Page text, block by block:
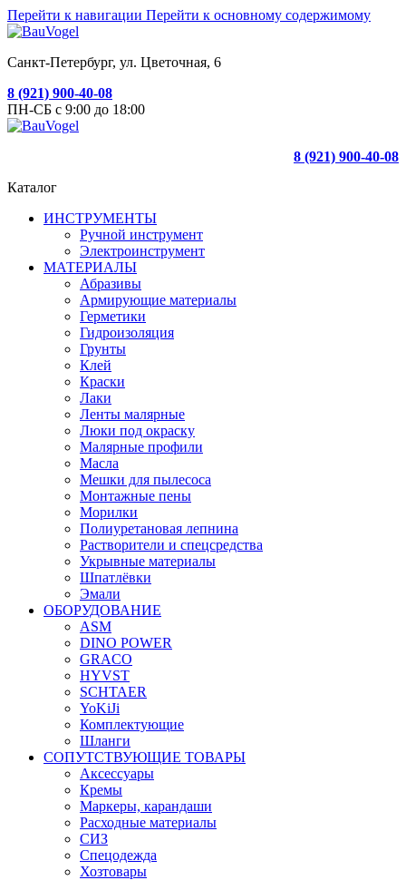
Перейти к навигации Перейти к основному содержимому
Санкт-Петербург, ул. Цветочная, 6
8 (921) 900-40-08
ПН-СБ с 9:00 до 18:00
8 (921) 900-40-08
Каталог
ИНСТРУМЕНТЫ
Ручной инструмент
Электроинструмент
МАТЕРИАЛЫ
Абразивы
Армирующие материалы
Герметики
Гидроизоляция
Грунты
Клей
Краски
Лаки
Ленты малярные
Люки под окраску
Малярные профили
Масла
Мешки для пылесоса
Монтажные пены
Морилки
Полиуретановая лепнина
Растворители и спецсредства
Укрывные материалы
Шпатлёвки
Эмали
ОБОРУДОВАНИЕ
ASM
DINO POWER
GRACO
HYVST
SCHTAER
YoKiJi
Комплектующие
Шланги
СОПУТСТВУЮЩИЕ ТОВАРЫ
Аксессуары
Кремы
Маркеры, карандаши
Расходные материалы
СИЗ
Спецодежда
Хозтовары